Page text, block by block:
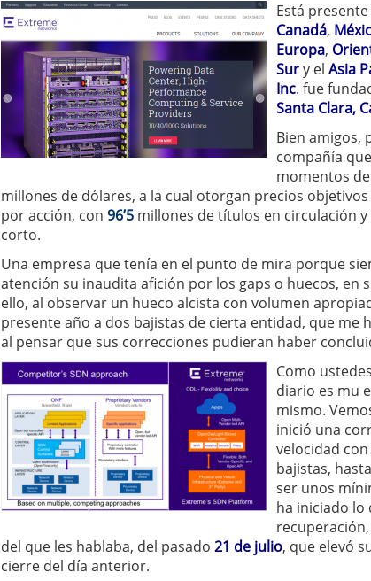
Está
Canadá,
Europa,
Sury el Asia
Inc. fue
Santa Clara,
Bien amigos,
compañía
momentos
millones de dólares, a la cual otorgan precios
por acción, con 96’5 millones de títulos en circulación y
corto.
Una empresa que tenía en el punto de mira porque
atención su inaudita afición por los gaps o huecos, en
ello, al observar un hueco alcista con volumen
presente año a dos bajistas de cierta entidad, que me
al pensar que sus correcciones pudieran haber
Como
diario es mu
mismo.
inició una
velocidad
bajistas,
ser unos
ha iniciado lo
del que les hablaba, del pasado 21 de julio, que elevó
cierre del día anterior.